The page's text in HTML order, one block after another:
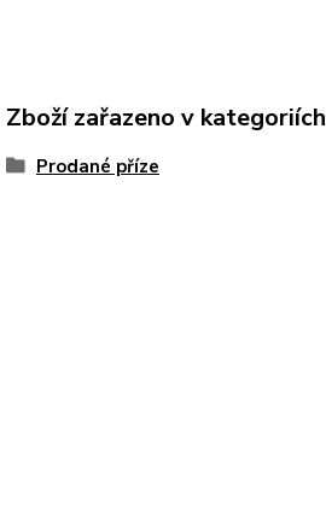
Zboží zařazeno v kategoriích
Prodané příze